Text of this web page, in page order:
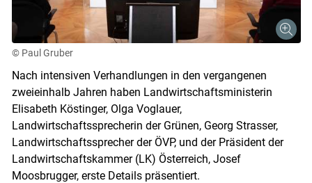
© Paul Gruber
Nach intensiven Verhandlungen in den vergangenen
zweieinhalb Jahren haben Landwirtschaftsministerin
Elisabeth Köstinger, Olga Voglauer,
Landwirtschaftssprecherin der Grünen, Georg Strasser,
Landwirtschaftssprecher der ÖVP, und der Präsident der
Landwirtschaftskammer (LK) Österreich, Josef
Moosbrugger, erste Details präsentiert.